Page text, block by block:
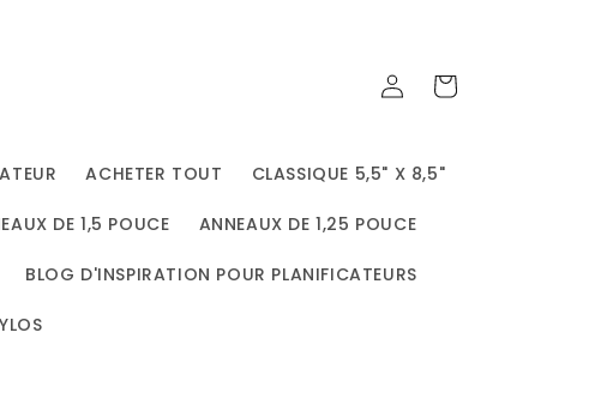
ACHETER TOUT CLASSIQUE 5,5" X 8,5"
DE 1,5 POUCE ANNEAUX DE 1,25 POUCE
BLOG D'INSPIRATION POUR PLANIFICATEURS
ConnexionPanier